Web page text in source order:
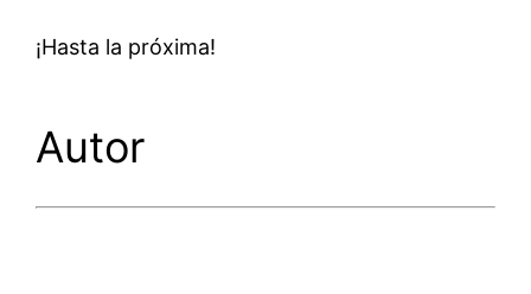
¡Hasta la próxima!
Autor